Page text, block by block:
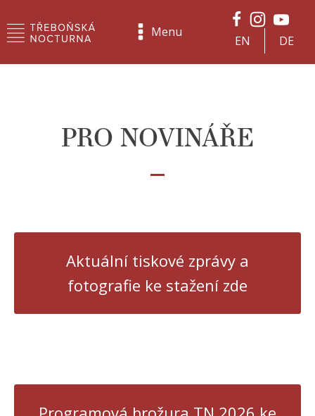
Menu
EN DE
PRO NOVINÁŘE
Aktuální tiskové zprávy a
fotografie ke stažení zde